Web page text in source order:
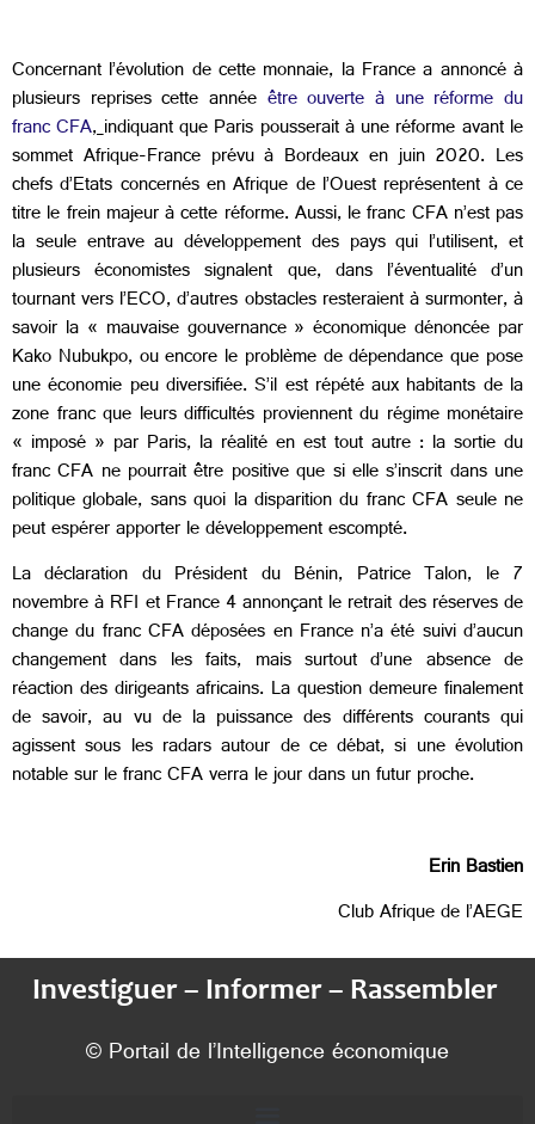
Concernant l’évolution de cette monnaie, la France a annoncé à
plusieurs reprises cette année être ouverte à une réforme du
franc CFA,indiquant que Paris pousserait à une réforme avant le
sommet Afrique-France prévu à Bordeaux en juin 2020. Les
chefs d’Etats concernés en Afrique de l’Ouest représentent à ce
titre le frein majeur à cette réforme. Aussi, le franc CFA n’est pas
la seule entrave au développement des pays qui l’utilisent, et
plusieurs économistes signalent que, dans l’éventualité d’un
tournant vers l’ECO, d’autres obstacles resteraient à surmonter, à
savoir la « mauvaise gouvernance » économique dénoncée par
Kako Nubukpo, ou encore le problème de dépendance que pose
une économie peu diversifiée. S’il est répété aux habitants de la
zone franc que leurs difficultés proviennent du régime monétaire
« imposé » par Paris, la réalité en est tout autre : la sortie du
franc CFA ne pourrait être positive que si elle s’inscrit dans une
politique globale, sans quoi la disparition du franc CFA seule ne
peut espérer apporter le développement escompté.
La déclaration du Président du Bénin, Patrice Talon, le 7
novembre à RFI et France 4 annonçant le retrait des réserves de
change du franc CFA déposées en France n’a été suivi d’aucun
changement dans les faits, mais surtout d’une absence de
réaction des dirigeants africains. La question demeure finalement
de savoir, au vu de la puissance des différents courants qui
agissent sous les radars autour de ce débat, si une évolution
notable sur le franc CFA verra le jour dans un futur proche.
Erin Bastien
Club Afrique de l’AEGE
Investiguer – Informer – Rassembler
© Portail de l’Intelligence économique